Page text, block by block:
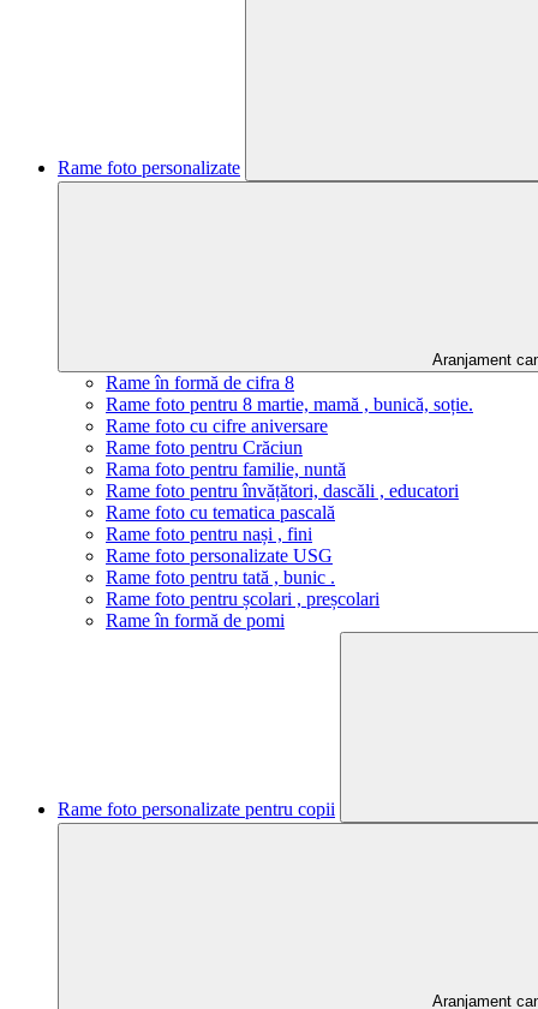
Rame foto personalizate
Aranjament
Rame în formă de cifra 8
Rame foto pentru 8 martie, mamă , bunică, soție.
Rame foto cu cifre aniversare
Rame foto pentru Crăciun
Rama foto pentru familie, nuntă
Rame foto pentru învățători, dascăli , educatori
Rame foto cu tematica pascală
Rame foto pentru nași , fini
Rame foto personalizate USG
Rame foto pentru tată , bunic .
Rame foto pentru școlari , preșcolari
Rame în formă de pomi
Rame foto personalizate pentru copii
Aranjament